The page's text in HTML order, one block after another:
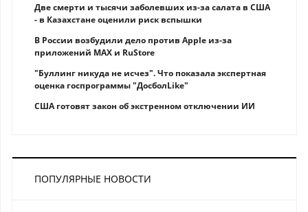
Две смерти и тысячи заболевших из-за салата в США
- в Казахстане оценили риск вспышки
В России возбудили дело против Apple из-за
приложений MAX и RuStore
"Буллинг никуда не исчез". Что показала экспертная
оценка госпрограммы "ДосболLike"
США готовят закон об экстренном отключении ИИ
ПОПУЛЯРНЫЕ НОВОСТИ